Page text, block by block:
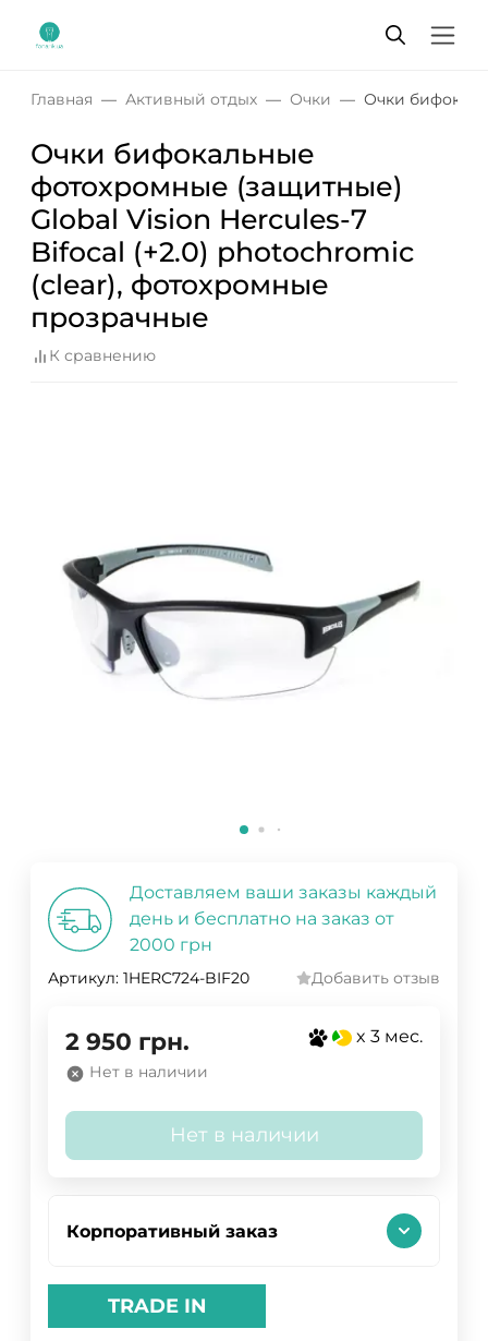
Главная Активный отдых Очки Очки
Очки бифокальные
фотохромные (защитные)
Global Vision Hercules-7
Bifocal (+2.0) photochromic
(clear), фотохромные
прозрачные
К сравнению
Доставляем ваши заказы каждый
день и бесплатно на заказ от
2000 грн
Артикул: 1HERC724-BIF20 Добавить отзыв
2 950 грн. x 3 мес.
Нет в наличии
Нет в наличии
Корпоративный заказ
TRADE IN